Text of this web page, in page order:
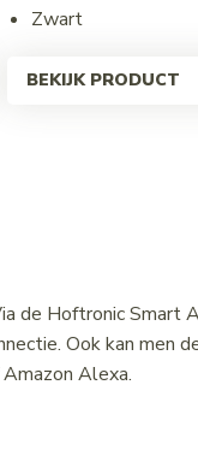
Zwart
BEKIJK PRODUCT
de Hoftronic Smart
Ook kan men
Alexa.